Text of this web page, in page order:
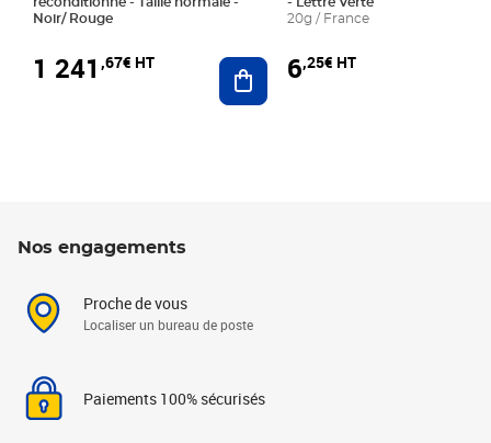
Noir/ Rouge
1 241 ,67€ HT Ajouter au panier
20g / France
6,25€ HT
Nos engagements
Proche de vous
Localiser un bureau de poste
Paiements 100% sécurisés